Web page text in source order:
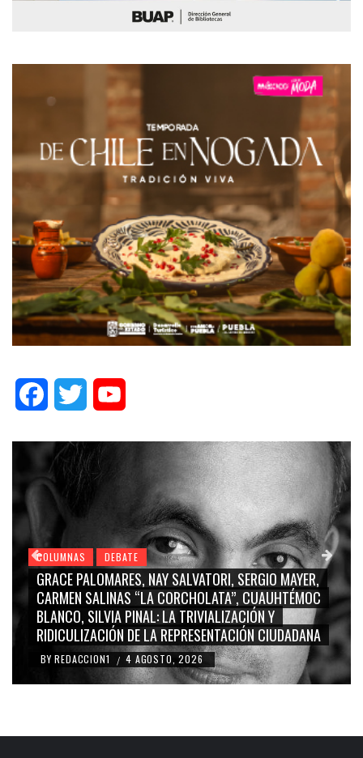
FacebookTwitter
COLUMNAS DEBATE
GRACE PALOMARES, NAY SALVATORI, SERGIO MAYER,
CARMEN SALINAS “LA CORCHOLATA”, CUAUHTÉMOC
BLANCO, SILVIA PINAL: LA TRIVIALIZACIÓN Y
RIDICULIZACIÓN DE LA REPRESENTACIÓN CIUDADANA
BY REDACCION1 / 4 AGOSTO, 2026